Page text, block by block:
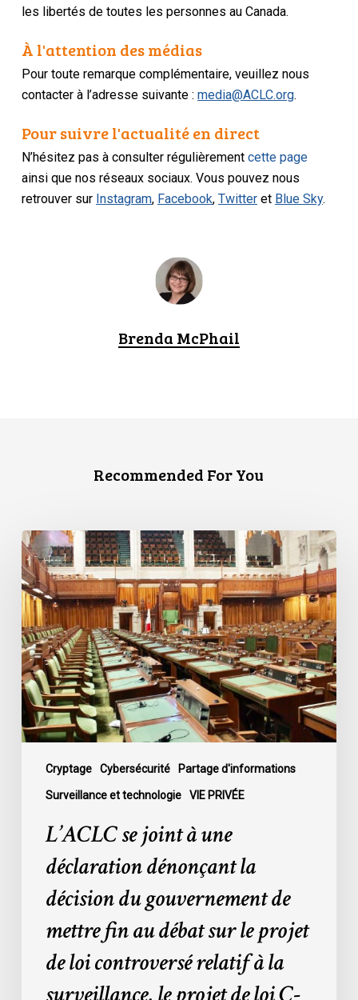
les libertés de toutes les personnes au Canada.
À l'attention des médias
Pour toute remarque complémentaire, veuillez nous
contacter à l’adresse suivante :media@ACLC.org.
Pour suivre l'actualité en direct
N’hésitez pas à consulter régulièrementcette page
ainsi que nos réseaux sociaux. Vous pouvez nous
retrouver sur Instagram, Facebook,Twitter et Blue Sky.
Brenda McPhail
Recommended For You
Cryptage Cybersécurité Partage d'informations
Surveillance et technologie VIE PRIVÉE
L’ACLC
se
joint
à
une
déclaration
dénonçant
la
décision
du
gouvernement
mettre
L’ACLC se joint à une
déclaration dénonçant la
décision du gouvernement de
mettre fin au débat sur le projet
de loi controversé relatif à la